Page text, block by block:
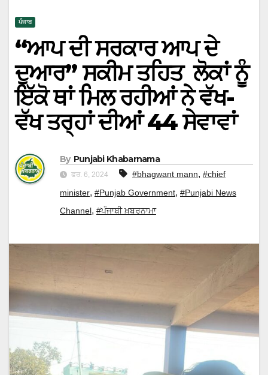
ਪੰਜਾਬ
“ਆਪ ਦੀ ਸਰਕਾਰ ਆਪ ਦੇ
ਦੁਆਰ” ਸਕੀਮ ਤਹਿਤ ਲੋਕਾਂ ਨੂੰ
ਇੱਕੋ ਥਾਂ ਮਿਲ ਰਹੀਆਂ ਨੇ ਵੱਖ-
ਵੱਖ ਤਰ੍ਹਾਂ ਦੀਆਂ 44 ਸੇਵਾਵਾਂ
By Punjabi Khabarnama
ਫਰ. 6, 2024 #bhagwant mann, #chief
minister, #Punjab Government, #Punjabi News
Channel, #ਪੰਜਾਬੀ ਖ਼ਬਰਨਾਮਾ